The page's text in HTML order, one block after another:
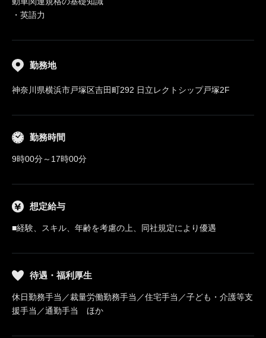
・英語力
勤務地
神奈川県横浜市戸塚区吉田町292 日立レクトシップ戸塚2F
勤務時間
9時00分～17時00分
想定給与
■経験、スキル、年齢を考慮の上、同社規定により優遇
待遇・福利厚生
休日勤務手当／裁量労働勤務手当／住宅手当／子ども・介護等支
援手当／通勤手当 ほか